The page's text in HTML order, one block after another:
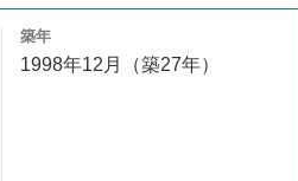
築年
1998年12月（築27年）